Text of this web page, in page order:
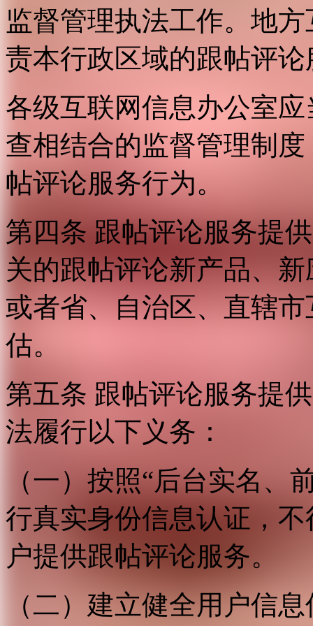
监督管理执法工作。地
责本行政区域的跟帖评
各级互联网信息办公室
查相结合的监督管理制
帖评论服务行为。
第四条 跟帖评论服务提
关的跟帖评论新产品、
或者省、自治区、直辖
估。
第五条 跟帖评论服务提
法履行以下义务：
（一）按照“后台实名、
行真实身份信息认证，
户提供跟帖评论服务。
（二）建立健全用户信